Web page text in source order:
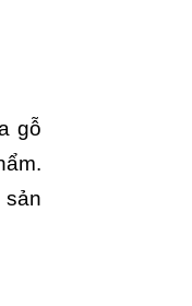
gỗ
sản